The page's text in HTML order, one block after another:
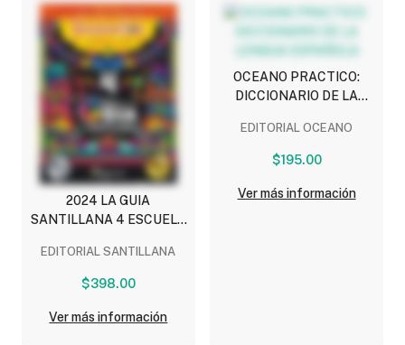
2024 LA GUIA
SANTILLANA 4 ESCUELA
EDITORIAL SANTILLANA
$398.00
Ver más información
OCEANO PRACTICO:
DICCIONARIO DE LA
EDITORIAL OCEANO
$195.00
Ver más información